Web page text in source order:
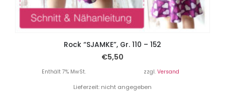
Rock “SJAMKE”, Gr. 110 – 152
€5,50
Enthält 7% MwSt. zzgl. Versand
Lieferzeit: nicht angegeben